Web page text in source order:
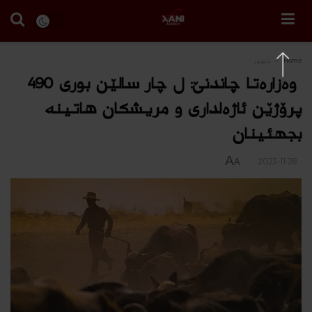
Home ئابوور
وەزارەتا چاندنێ: ل چار سالێن بوری 490
پرۆژێن ئاژەلداری و مریشكان هاتینه‌
بجهئینان
A
A